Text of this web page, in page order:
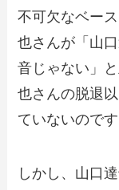
不可欠なベー
也さんが「山
音じゃない」
也さんの脱退
ていないのです
しかし、山口